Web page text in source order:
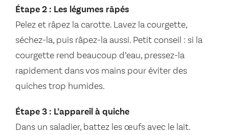
Étape 2 : Les légumes râpés
Pelez et râpez la carotte. Lavez la courgette,
séchez-la, puis râpez-la aussi. Petit conseil : si la
courgette rend beaucoup d’eau, pressez-la
rapidement dans vos mains pour éviter des
quiches trop humides.
Étape 3 : L’appareil à quiche
Dans un saladier, battez les œufs avec le lait.